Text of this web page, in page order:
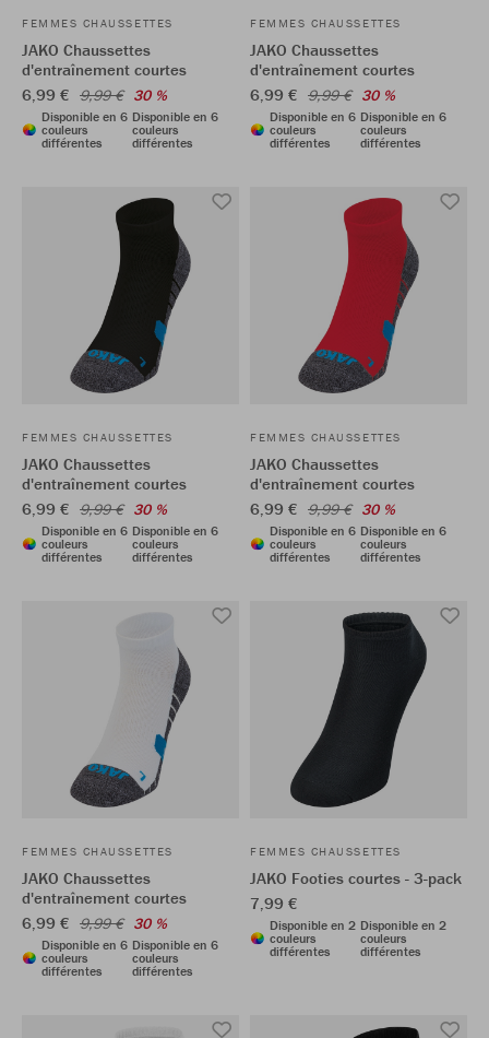
FEMMES CHAUSSETTES
JAKO Chaussettes
d'entraînement courtes
6,99 € 9,99 € 30 %
Disponible en 6
couleurs
différentes
Disponible en 6
couleurs
différentes
FEMMES CHAUSSETTES
JAKO Chaussettes
d'entraînement courtes
6,99 € 9,99 € 30 %
Disponible en 6
couleurs
différentes
Disponible en 6
couleurs
différentes
FEMMES CHAUSSETTES
JAKO Chaussettes
d'entraînement courtes
6,99 € 9,99 € 30 %
Disponible en 6
couleurs
différentes
Disponible en 6
couleurs
différentes
FEMMES CHAUSSETTES
JAKO Chaussettes
d'entraînement courtes
6,99 € 9,99 € 30 %
Disponible en 6
couleurs
différentes
Disponible en 6
couleurs
différentes
FEMMES CHAUSSETTES
JAKO Chaussettes
d'entraînement courtes
6,99 € 9,99 € 30 %
Disponible en 6
couleurs
différentes
Disponible en 6
couleurs
différentes
FEMMES CHAUSSETTES
JAKO Footies courtes - 3-pack
7,99 €
Disponible en 2
couleurs
différentes
Disponible en 2
couleurs
différentes